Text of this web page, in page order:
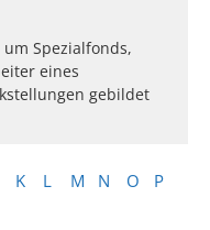
K L M N O
P
Spezialfonds,
eines
gebildet